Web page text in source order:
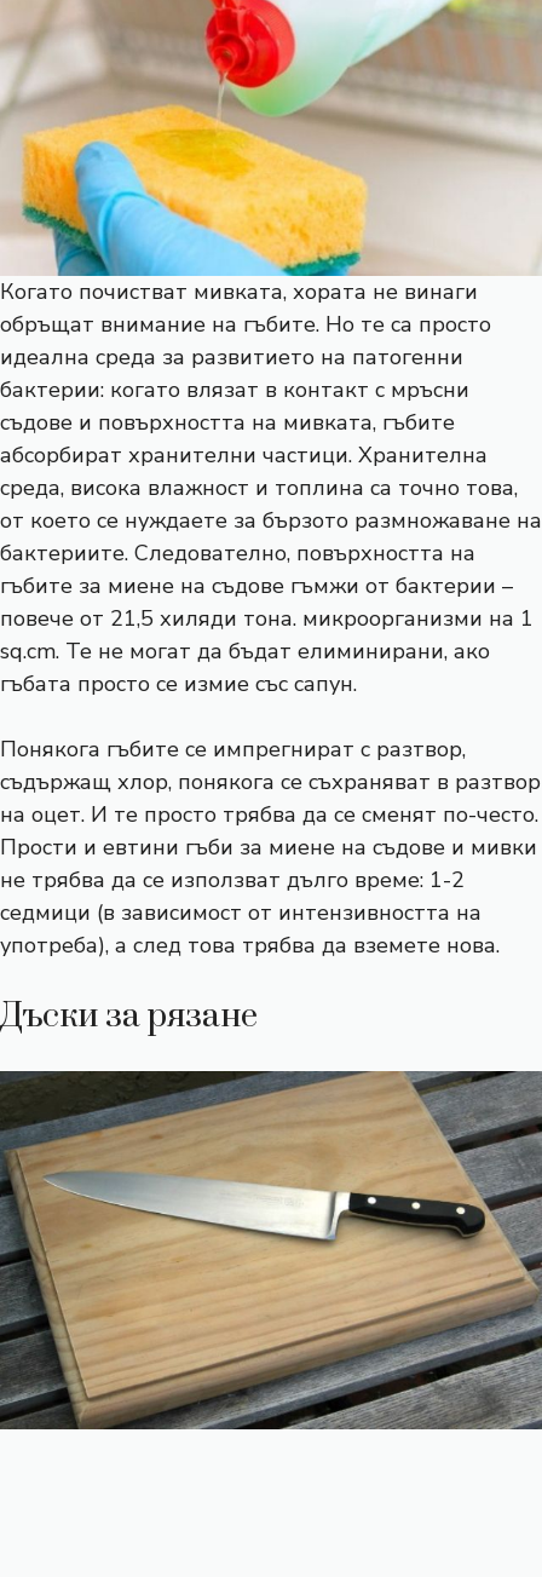
Когато почистват мивката, хората не винаги
обръщат внимание на гъбите. Но те са просто
идеална среда за развитието на патогенни
бактерии: когато влязат в контакт с мръсни
съдове и повърхността на мивката, гъбите
абсорбират хранителни частици. Хранителна
среда, висока влажност и топлина са точно това,
от което се нуждаете за бързото размножаване на
бактериите. Следователно, повърхността на
гъбите за миене на съдове гъмжи от бактерии –
повече от 21,5 хиляди тона. микроорганизми на 1
sq.cm. Те не могат да бъдат елиминирани, ако
гъбата просто се измие със сапун.
Понякога гъбите се импрегнират с разтвор,
съдържащ хлор, понякога се съхраняват в разтвор
на оцет. И те просто трябва да се сменят по-често.
Прости и евтини гъби за миене на съдове и мивки
не трябва да се използват дълго време: 1-2
седмици (в зависимост от интензивността на
употреба), а след това трябва да вземете нова.
Дъски за рязане